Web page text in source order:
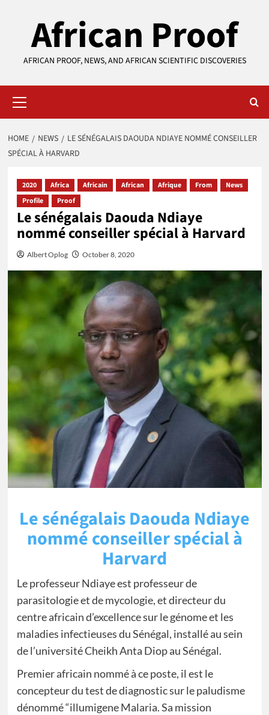
African Proof
AFRICAN PROOF, NEWS, AND AFRICAN SCIENTIFIC DISCOVERIES
Menu
HOME NEWS
LE SÉNÉGALAIS DAOUDA NDIAYE NOMMÉ CONSEILLER
SPÉCIAL À HARVARD
2020 Africa Africain African Afrique From
News
Profile
Proof
Le sénégalais Daouda Ndiaye
nommé conseiller spécial à Harvard
Albert Oplog October 8, 2020
Le sénégalais Daouda Ndiaye
nommé conseiller spécial à
Harvard
Le professeur Ndiaye est professeur de
parasitologie et de mycologie, et directeur du
centre africain d’excellence sur le génome et les
maladies infectieuses du Sénégal, installé au sein
de l’université Cheikh Anta Diop au Sénégal.
Premier africain nommé à ce poste, il est le
concepteur du test de diagnostic sur le paludisme
dénommé “illumigene Malaria. Sa mission